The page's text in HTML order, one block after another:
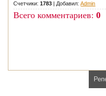
Счетчики:1783 | Добавил:Admin
Всего комментариев:0